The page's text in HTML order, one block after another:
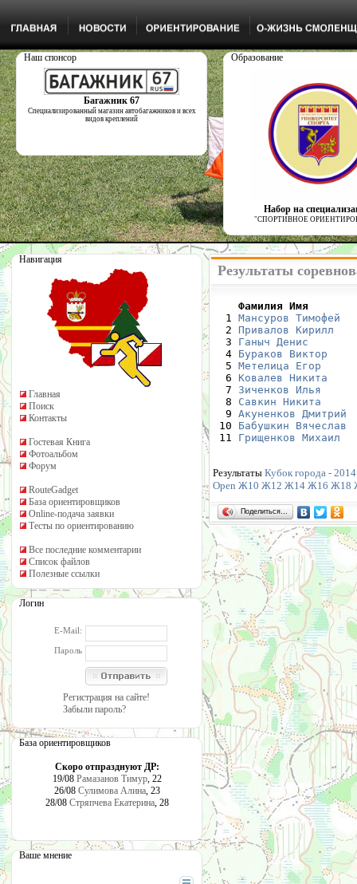
Наш спонсор
Багажник 67
Специализированный магазин автобагажников и всех
видов креплений
Образование
Набор на
"СПОРТИВНОЕ
Навигация
Главная
Поиск
Контакты
Гостевая Книга
Фотоальбом
Форум
RouteGadget
База ориентировщиков
Online-подача заявки
Тесты по ориентированию
Все последние комментарии
Список файлов
Полезные ссылки
Логин
E-Mail:
Пароль
Регистрация на сайте!
Забыли пароль?
База ориентировщиков
Скоро отпразднуют ДР:
19/08 Рамазанов Тимур, 22
26/08 Сулимова Алина, 23
28/08 Стряпчева Екатерина, 28
Ваше мнение
Результаты
Фамилия Имя
1 Мансуров Тимофей
  2
Привалов Кирилл
  3
Ганыч Денис
  4
Бураков Виктор
  5
Метелица Егор
  6
Ковалев Никита
  7
Зиченков Илья
  8
Савкин Никита
  9
Акуненков Дмитрий
10 Бабушкин Вячеслав
11 Грищенков Михаил
Результаты Кубок города -
Open Ж10 Ж12 Ж14 Ж16 Ж18
Поделиться…